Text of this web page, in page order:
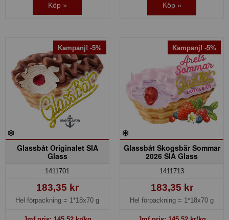
Köp » Köp »
Kampanj! -5%
Glassbåt Originalet SIA
Glass
1411701
183,35 kr
Hel förpackning = 1*18x70 g
Kampanj! -5%
Glassbåt Skogsbär Sommar
2026 SIA Glass
1411713
183,35 kr
Hel förpackning = 1*18x70 g